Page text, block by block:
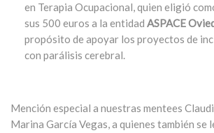
en Terapia Ocupacional, quien eligió
sus 500 euros a la entidad ASPACE
propósito de apoyar los proyectos de
con parálisis cerebral.
Mención especial a nuestras mentees
Marina García Vegas, a quienes también se